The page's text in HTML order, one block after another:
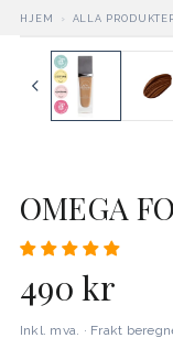
HJEM › ALLA
OMEGA
490 kr
Inkl. mva. · Frakt